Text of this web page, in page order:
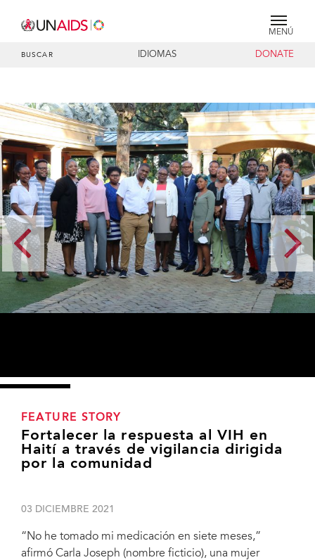
MENÚ
BUSCAR IDIOMAS DONATE
FEATURE STORY
Fortalecer la respuesta al VIH en
Haití a través de vigilancia dirigida
por la comunidad
03 DICIEMBRE 2021
“No he tomado mi medicación en siete meses,”
afirmó Carla Joseph (nombre ficticio), una mujer